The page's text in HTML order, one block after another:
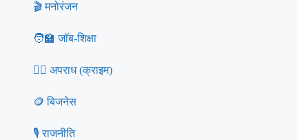
🎬 मनोरंजन
🧑‍🏫 जॉब‑शिक्षा
🕵️‍♀️ अपराध (क्राइम)
🪙 बिजनेस
🎙️ राजनीति